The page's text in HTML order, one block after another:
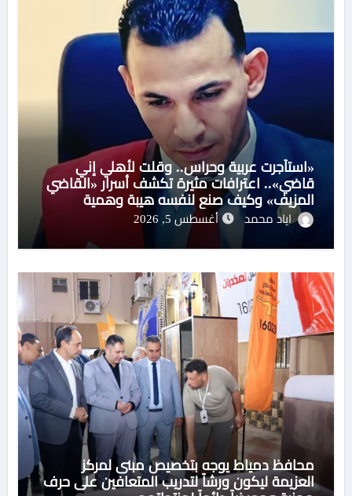
«استأجرت عربية وحراس.. وقلت لأهلي إني
قاضي».. اعترافات مثيرة تكشف أسرار «القاضي
المزيف» وكيف صنع لنفسه هيبة وهمية
اياد محمد أغسطس 5, 2026
محافظ دمياط يوجه بتخصيص مبنى لمركز
العزيمة ليكون ورشاً لتدريب المتعافين على حرف